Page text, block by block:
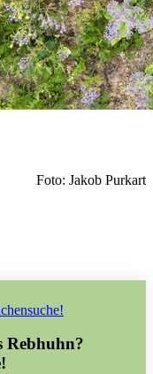
Foto: Jakob Purkart
Rebhuhn?